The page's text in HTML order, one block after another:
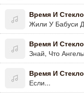
Время И Стекло
Время И Стекло
Время И Стекло
Если...